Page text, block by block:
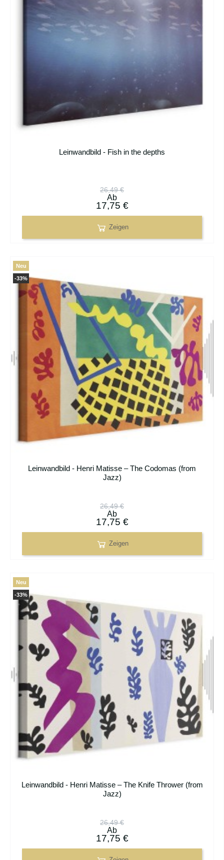
Leinwandbild - Fish in the depths
26,49 €
Ab
17,75 €
Zeigen
Leinwandbild - Henri Matisse – The Codomas (from
Jazz)
26,49 €
Ab
17,75 €
Zeigen
-33%
Neu
Leinwandbild - Henri Matisse – The Knife Thrower (from
Jazz)
26,49 €
Ab
17,75 €
-33%
Neu